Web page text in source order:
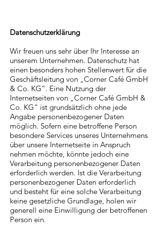
Datenschutzerklärung
Wir freuen uns sehr über Ihr Interesse an
unserem Unternehmen. Datenschutz hat
einen besonders hohen Stellenwert für die
Geschäftsleitung von „Corner Café GmbH
& Co. KG“. Eine Nutzung der
Internetseiten von „Corner Café GmbH &
Co. KG“ ist grundsätzlich ohne jede
Angabe personenbezogener Daten
möglich. Sofern eine betroffene Person
besondere Services unseres Unternehmens
über unsere Internetseite in Anspruch
nehmen möchte, könnte jedoch eine
Verarbeitung personenbezogener Daten
erforderlich werden. Ist die Verarbeitung
personenbezogener Daten erforderlich
und besteht für eine solche Verarbeitung
keine gesetzliche Grundlage, holen wir
generell eine Einwilligung der betroffenen
Person ein.